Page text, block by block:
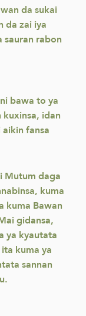
da sukai
da zai iya
sauran rabon
bawa to ya
idan
fansa
Mutum daga
kuma
kuma Bawan
gidansa,
ya kyautata
kuma ya
sannan